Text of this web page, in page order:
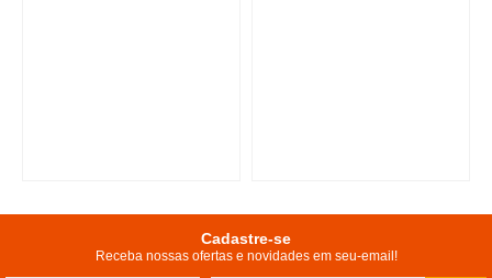
Cadastre-se
Receba nossas ofertas e novidades em seu-email!